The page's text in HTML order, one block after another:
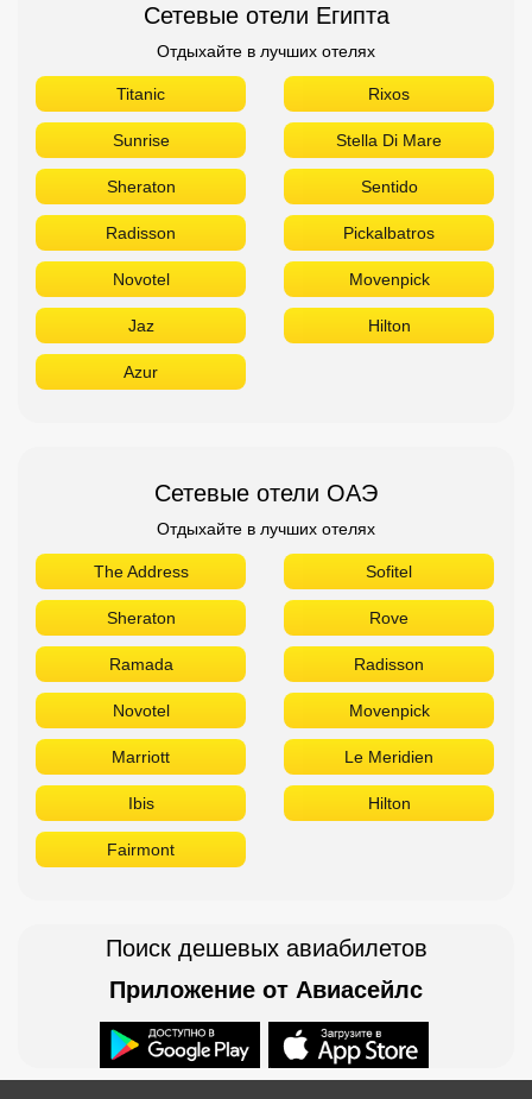
Сетевые отели Египта
Отдыхайте в лучших отелях
Titanic Rixos
Sunrise Stella Di Mare
Sheraton Sentido
Radisson Pickalbatros
Novotel Movenpick
Jaz Hilton
Azur
Сетевые отели ОАЭ
Отдыхайте в лучших отелях
The Address Sofitel
Sheraton Rove
Ramada Radisson
Novotel Movenpick
Marriott Le Meridien
Ibis Hilton
Fairmont
Поиск дешевых авиабилетов
Приложение от Авиасейлс